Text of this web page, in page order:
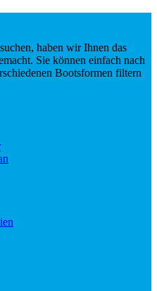
haben wir Ihnen das
Sie können einfach nach
Bootsformen filtern